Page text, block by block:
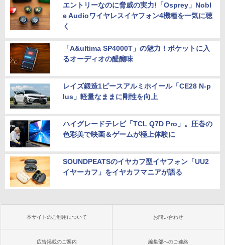
エントリーなのに脅威の実力!「Osprey」Nobl
e Audioワイヤレスイヤフォン4機種を一気に聴
く
「A&ultima SP4000T」の魅力！ポケットに入
るオーディオの醍醐味
レイズ鍛造1ピースアルミホイール「CE28 N-p
lus」軽量なままに剛性を向上
ハイグレードテレビ「TCL Q7D Pro」。圧巻の
色彩美で映画＆ゲームが極上体験に
SOUNDPEATSのイヤカフ型イヤフォン「UU2
イヤーカフ」をイヤカフマニアが語る
本サイトのご利用について お問い合わせ
広告掲載のご案内 編集部へのご連絡